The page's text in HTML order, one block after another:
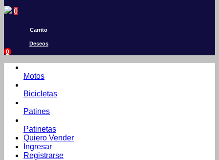
0
Carrito
Deseos
0
Motos
Bicicletas
Patines
Patinetas
Quiero Vender
Ingresar
Registrarse